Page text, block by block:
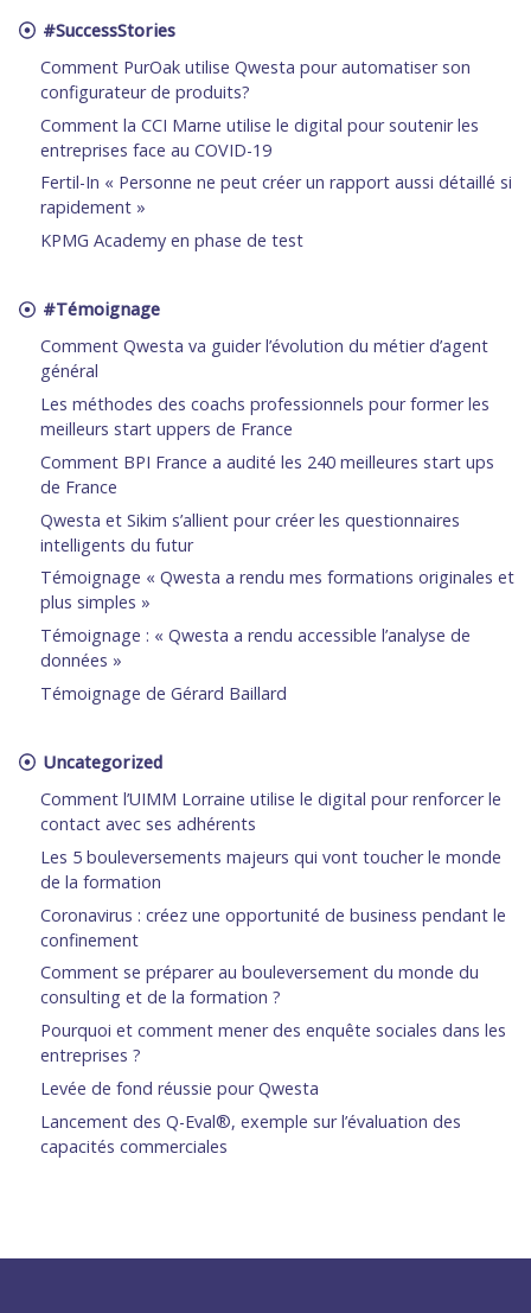
#SuccessStories
Comment PurOak utilise Qwesta pour automatiser son
configurateur de produits?
Comment la CCI Marne utilise le digital pour soutenir les
entreprises face au COVID-19
Fertil-In « Personne ne peut créer un rapport aussi détaillé si
rapidement »
KPMG Academy en phase de test
#Témoignage
Comment Qwesta va guider l’évolution du métier d’agent
général
Les méthodes des coachs professionnels pour former les
meilleurs start uppers de France
Comment BPI France a audité les 240 meilleures start ups
de France
Qwesta et Sikim s’allient pour créer les questionnaires
intelligents du futur
Témoignage « Qwesta a rendu mes formations originales et
plus simples »
Témoignage : « Qwesta a rendu accessible l’analyse de
données »
Témoignage de Gérard Baillard
Uncategorized
Comment l’UIMM Lorraine utilise le digital pour renforcer le
contact avec ses adhérents
Les 5 bouleversements majeurs qui vont toucher le monde
de la formation
Coronavirus : créez une opportunité de business pendant le
confinement
Comment se préparer au bouleversement du monde du
consulting et de la formation ?
Pourquoi et comment mener des enquête sociales dans les
entreprises ?
Levée de fond réussie pour Qwesta
Lancement des Q-Eval®, exemple sur l’évaluation des
capacités commerciales